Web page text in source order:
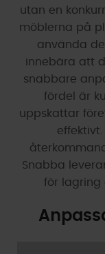
utan en
möblerna på
använda
innebära att
snabbare
fördel är
uppskattar
Snabba
för lagring